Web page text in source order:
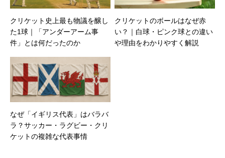
クリケット史上最も物議を醸し
た1球｜「アンダーアーム事
件」とは何だったのか
クリケットのボールはなぜ赤
い？｜白球・ピンク球との違い
や理由をわかりやすく解説
なぜ「イギリス代表」はバラバ
ラ？サッカー・ラグビー・クリ
ケットの複雑な代表事情